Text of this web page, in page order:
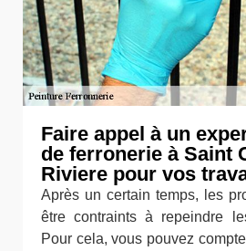
Faire appel à un
de ferronerie à Saint
Riviere pour vos
Après un certain temps, les
être contraints à repeindre
Pour cela, vous pouvez